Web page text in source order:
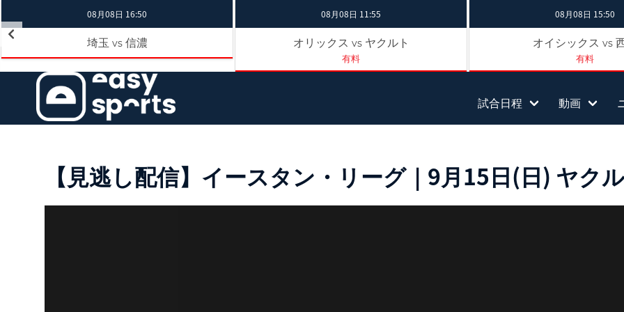
08月08日 16:50
埼玉 vs 信濃
08月08日 11:55
オリックス vs ヤクルト
有料
08月08日 15:50
オイシックス vs
有料
試合日程 動画
【見逃し配信】イースタン・リーグ｜9月15日(日) ヤク